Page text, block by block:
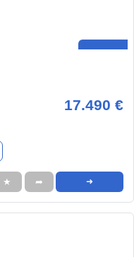
17.490 €
★ ➦ ➜